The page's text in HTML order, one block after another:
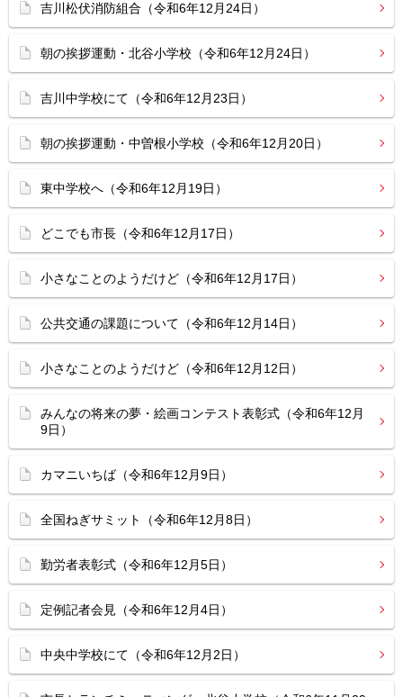
吉川松伏消防組合（令和6年12月24日）
朝の挨拶運動・北谷小学校（令和6年12月24日）
吉川中学校にて（令和6年12月23日）
朝の挨拶運動・中曽根小学校（令和6年12月20日）
東中学校へ（令和6年12月19日）
どこでも市長（令和6年12月17日）
小さなことのようだけど（令和6年12月17日）
公共交通の課題について（令和6年12月14日）
小さなことのようだけど（令和6年12月12日）
みんなの将来の夢・絵画コンテスト表彰式（令和6年12月
9日）
カマニいちば（令和6年12月9日）
全国ねぎサミット（令和6年12月8日）
勤労者表彰式（令和6年12月5日）
定例記者会見（令和6年12月4日）
中央中学校にて（令和6年12月2日）